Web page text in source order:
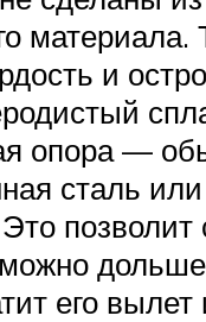
материала.
и
опора —
сталь
позволит
его вылет